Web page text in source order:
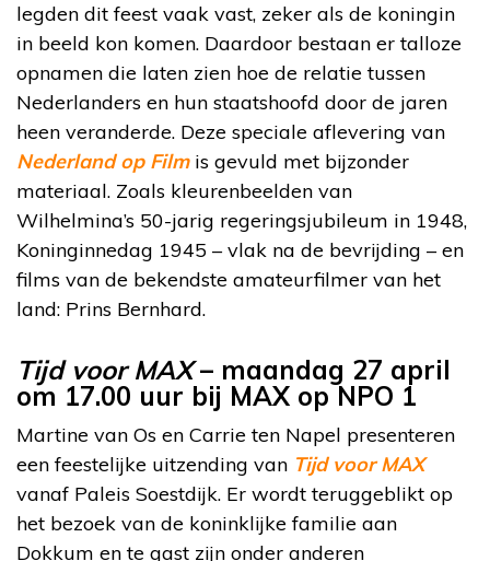
legden dit feest vaak vast, zeker als de koningin
in beeld kon komen. Daardoor bestaan er talloze
opnamen die laten zien hoe de relatie tussen
Nederlanders en hun staatshoofd door de jaren
heen veranderde. Deze speciale aflevering van
Nederland op Filmis gevuld met bijzonder
materiaal. Zoals kleurenbeelden van
Wilhelmina’s 50-jarig regeringsjubileum in 1948,
Koninginnedag 1945 – vlak na de bevrijding – en
films van de bekendste amateurfilmer van het
land: Prins Bernhard.
Tijd voor MAX– maandag 27 april
om 17.00 uur bij MAX op NPO 1
Martine van Os en Carrie ten Napel presenteren
een feestelijke uitzending van Tijd voor MAX
vanaf Paleis Soestdijk. Er wordt teruggeblikt op
het bezoek van de koninklijke familie aan
Dokkum en te gast zijn onder anderen